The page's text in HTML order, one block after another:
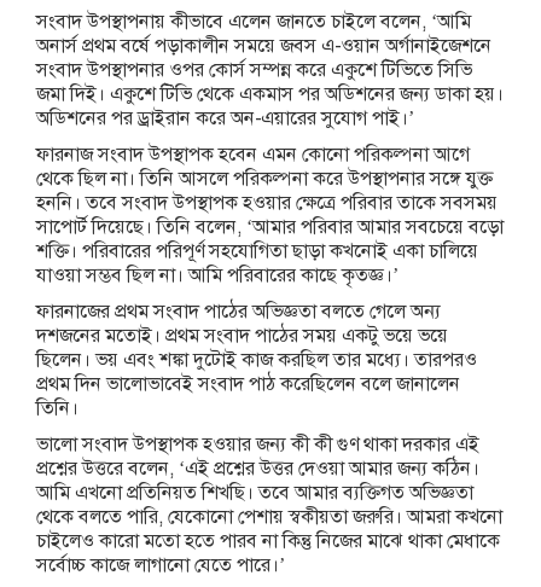
সংবাদ উপস্থাপনায় কীভাবে এলেন জানতে চাইলে বলেন, ‘আমি
অনার্স প্রথম বর্ষে পড়াকালীন সময়ে জবস এ-ওয়ান অর্গানাইজেশনে
সংবাদ উপস্থাপনার ওপর কোর্স সম্পন্ন করে একুশে টিভিতে সিভি
জমা দিই। একুশে টিভি থেকে একমাস পর অডিশনের জন্য ডাকা হয়।
অডিশনের পর ড্রাইরান করে অন-এয়ারের সুযোগ পাই।’
ফারনাজ সংবাদ উপস্থাপক হবেন এমন কোনো পরিকল্পনা আগে
থেকে ছিল না। তিনি আসলে পরিকল্পনা করে উপস্থাপনার সঙ্গে যুক্ত
হননি। তবে সংবাদ উপস্থাপক হওয়ার ক্ষেত্রে পরিবার তাকে সবসময়
সাপোর্ট দিয়েছে। তিনি বলেন, ‘আমার পরিবার আমার সবচেয়ে বড়ো
শক্তি। পরিবারের পরিপূর্ণ সহযোগিতা ছাড়া কখনোই একা চালিয়ে
যাওয়া সম্ভব ছিল না। আমি পরিবারের কাছে কৃতজ্ঞ।’
ফারনাজের প্রথম সংবাদ পাঠের অভিজ্ঞতা বলতে গেলে অন্য
দশজনের মতোই। প্রথম সংবাদ পাঠের সময় একটু ভয়ে ভয়ে
ছিলেন। ভয় এবং শঙ্কা দুটোই কাজ করছিল তার মধ্যে। তারপরও
প্রথম দিন ভালোভাবেই সংবাদ পাঠ করেছিলেন বলে জানালেন
তিনি।
ভালো সংবাদ উপস্থাপক হওয়ার জন্য কী কী গুণ থাকা দরকার এই
প্রশ্নের উত্তরে বলেন, ‘এই প্রশ্নের উত্তর দেওয়া আমার জন্য কঠিন।
আমি এখনো প্রতিনিয়ত শিখছি। তবে আমার ব্যক্তিগত অভিজ্ঞতা
থেকে বলতে পারি, যেকোনো পেশায় স্বকীয়তা জরুরি। আমরা কখনো
চাইলেও কারো মতো হতে পারব না কিন্তু নিজের মাঝে থাকা মেধাকে
সর্বোচ্চ কাজে লাগানো যেতে পারে।’